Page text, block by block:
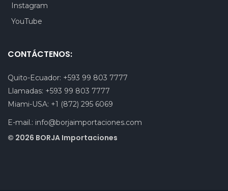
Instagram
YouTube
CONTÁCTENOS:
Quito-Ecuador: +593 99 803 7777
Llamadas: +593 99 803 7777
Miami-USA: +1 (872) 295 6069
E-mail.: info@borjaimportaciones.com
© 2026 BORJA Importaciones